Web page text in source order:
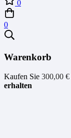
0
0
Warenkorb
Kaufen Sie 300,00 €
erhalten